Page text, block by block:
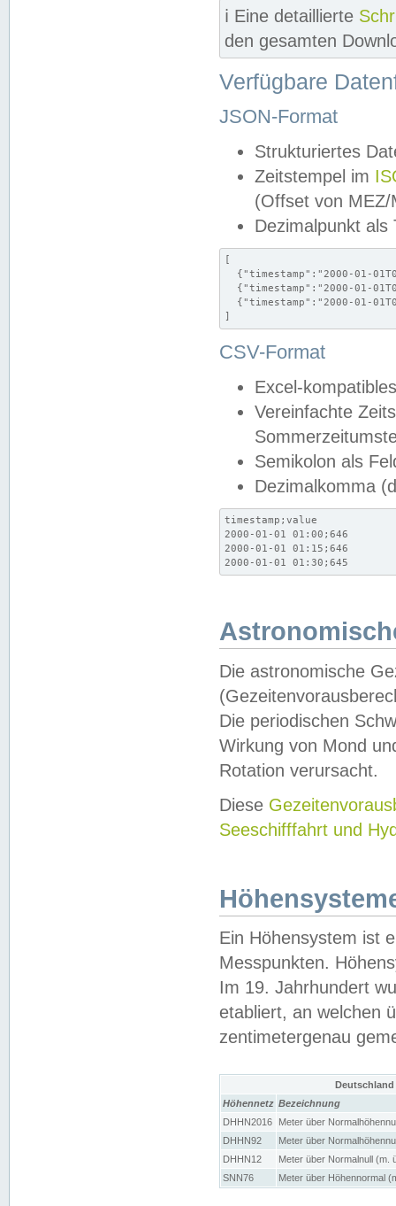
ℹ️ Eine detaillierte
den gesamten
Verfügbare
JSON-Format
Strukturiertes
Zeitstempel im
(Offset von MEZ/
Dezimalpunkt als
[
{"timestamp":"2000-01-
{"timestamp":"2000-01-
{"timestamp":"2000-01-
]
CSV-Format
Excel-
Vereinfachte
Semikolon als
Dezimalkomma
timestamp;value
2000-01-01 01:00;646
2000-01-01 01:15;646
2000-01-01 01:30;645
Die astronomische
Die periodischen
Wirkung von Mond
Rotation verursacht.
Diese
Seeschifffahrt und
Ein Höhensystem ist
Messpunkten.
Im 19. Jahrhundert
etabliert, an welchen
zentimetergenau
Höhennetz Bezeichnung
DHHN2016
Meter über
DHHN92
Meter über
DHHN12
Meter über Normalnull (m.
SNN76
Meter über Höhennormal